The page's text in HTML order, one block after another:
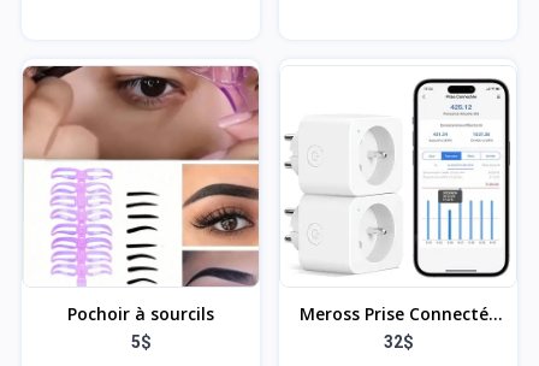
Pochoir à sourcils
5$
Meross Prise Connectée
(FR), 16A Prise WiFi
32$